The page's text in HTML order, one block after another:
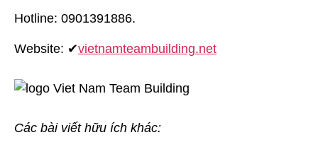
Hotline: 0901391886.
Website: ✔vietnamteambuilding.net
Các bài viết hữu ích khác: